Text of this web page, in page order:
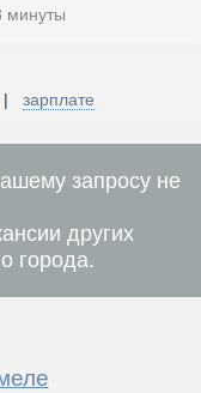
минуты
| зарплате
запросу не
других
города.